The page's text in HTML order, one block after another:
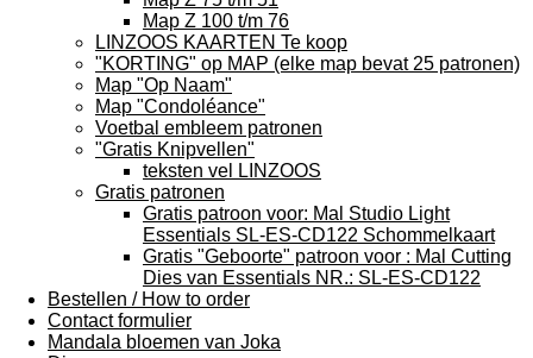
Map Z 100 t/m 76
LINZOOS KAARTEN Te koop
"KORTING" op MAP (elke map bevat 25 patronen)
Map "Op Naam"
Map "Condoléance"
Voetbal embleem patronen
"Gratis Knipvellen"
teksten vel LINZOOS
Gratis patronen
Gratis patroon voor: Mal Studio Light
Essentials SL-ES-CD122 Schommelkaart
Gratis "Geboorte" patroon voor : Mal Cutting
Dies van Essentials NR.: SL-ES-CD122
Bestellen / How to order
Contact formulier
Mandala bloemen van Joka